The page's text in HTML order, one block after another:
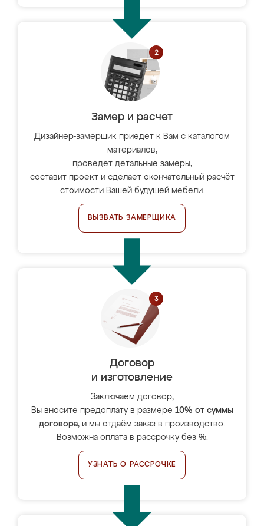
Замер и расчет
Дизайнер-замерщик приедет к Вам с каталогом
материалов,
проведёт детальные замеры,
составит проект и сделает окончательный расчёт
стоимости Вашей будущей мебели.
ВЫЗВАТЬ ЗАМЕРЩИКА
Договор
и изготовление
Заключаем договор,
Вы вносите предоплату в размере 10% от суммы
договора, и мы отдаём заказ в производство.
Возможна оплата в рассрочку без %.
УЗНАТЬ О РАССРОЧКЕ